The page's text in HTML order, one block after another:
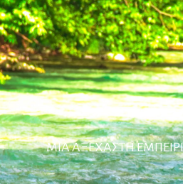
ΚΑΛΩΣ ΗΡΘΑΤΕ ΣΤΙΣ